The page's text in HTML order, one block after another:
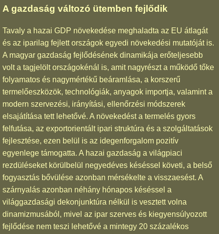
A gazdaság változó ütemben fejlődik
Tavaly a hazai GDP növekedése meghaladta az EU átlagát
és az iparilag fejlett országok egyedi növekedési mutatóját is.
A magyar gazdaság fejlődésének dinamikája erőteljesebb
volt a tagjelölt országokénál is, amit nagyrészt a működő tőke
folyamatos és nagymértékű beáramlása, a korszerű
termelőeszközök, technológiák, anyagok importja, valamint a
modern szervezési, irányítási, ellenőrzési módszerek
elsajátítása tett lehetővé. A növekedést a termelés gyors
felfutása, az exportorientált ipari struktúra és a szolgáltatások
fejlesztése, ezen belül is az idegenforgalom pozitív
egyenlege támogatta. A hazai gazdaság a világpiaci
rezdüléseket körülbelül negyedéves késéssel követi, a belső
fogyasztás bővülése azonban mérsékelte a visszaesést. A
szárnyalás azonban néhány hónapos késéssel a
világgazdasági dekonjunktúra nélkül is vesztett volna
dinamizmusából, mivel az ipar szerves és kiegyensúlyozott
fejlődése nem teszi lehetővé a mintegy 20 százalékos